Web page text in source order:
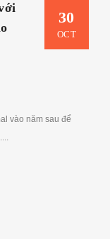
30
OCT
vào năm sau để